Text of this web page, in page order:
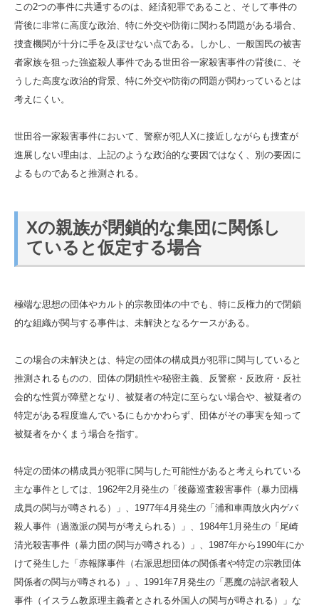
この2つの事件に共通するのは、経済犯罪であること、そして事件の
背後に非常に高度な政治、特に外交や防衛に関わる問題がある場合、
捜査機関が十分に手を及ぼせない点である。しかし、一般国民の被害
者家族を狙った強盗殺人事件である世田谷一家殺害事件の背後に、そ
うした高度な政治的背景、特に外交や防衛の問題が関わっているとは
考えにくい。
世田谷一家殺害事件において、警察が犯人Xに接近しながらも捜査が
進展しない理由は、上記のような政治的な要因ではなく、別の要因に
よるものであると推測される。
Xの親族が閉鎖的な集団に関係し
ていると仮定する場合
極端な思想の団体やカルト的宗教団体の中でも、特に反権力的で閉鎖
的な組織が関与する事件は、未解決となるケースがある。
この場合の未解決とは、特定の団体の構成員が犯罪に関与していると
推測されるものの、団体の閉鎖性や秘密主義、反警察・反政府・反社
会的な性質が障壁となり、被疑者の特定に至らない場合や、被疑者の
特定がある程度進んでいるにもかかわらず、団体がその事実を知って
被疑者をかくまう場合を指す。
特定の団体の構成員が犯罪に関与した可能性があると考えられている
主な事件としては、1962年2月発生の「後藤巡査殺害事件（暴力団構
成員の関与が噂される）」、1977年4月発生の「浦和車両放火内ゲバ
殺人事件（過激派の関与が考えられる）」、1984年1月発生の「尾崎
清光殺害事件（暴力団の関与が噂される）」、1987年から1990年にか
けて発生した「赤報隊事件（右派思想団体の関係者や特定の宗教団体
関係者の関与が噂される）」、1991年7月発生の「悪魔の詩訳者殺人
事件（イスラム教原理主義者とされる外国人の関与が噂される）」な